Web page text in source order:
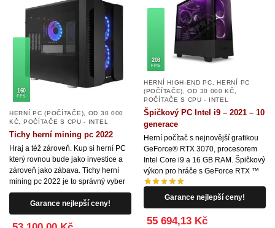
160
FPS
HERNÍ PC (POČÍTAČE)
OD 30 000
KČ
POČÍTAČE S CPU - INTEL
Tichy herní mining pc 2022
Hraj a též zároveň. Kup si herní PC
který rovnou bude jako investice a
zároveň jako zábava. Tichy herní
mining pc 2022 je to správný vyber
Garance nejlepší ceny!
208
FPS
HERNÍ HIGH-END PC,HERNÍ PC
(POČÍTAČE),OD 30 000 KČ,
POČÍTAČE S CPU - INTEL
Špičkový PC Intel i9 – 2021 – 10
generace
Herní počítač s nejnovější grafikou
GeForce® RTX 3070, procesorem
Intel Core i9 a 16 GB RAM. Špičkový
výkon pro hráče s GeForce RTX ™
Garance nejlepší ceny!
55 694,13 Kč